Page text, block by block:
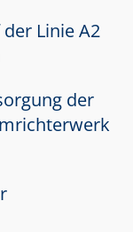
Linie A2
der